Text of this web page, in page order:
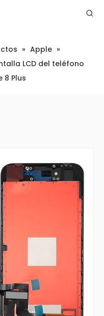
» Apple »
LCD del teléfono
8 Plus